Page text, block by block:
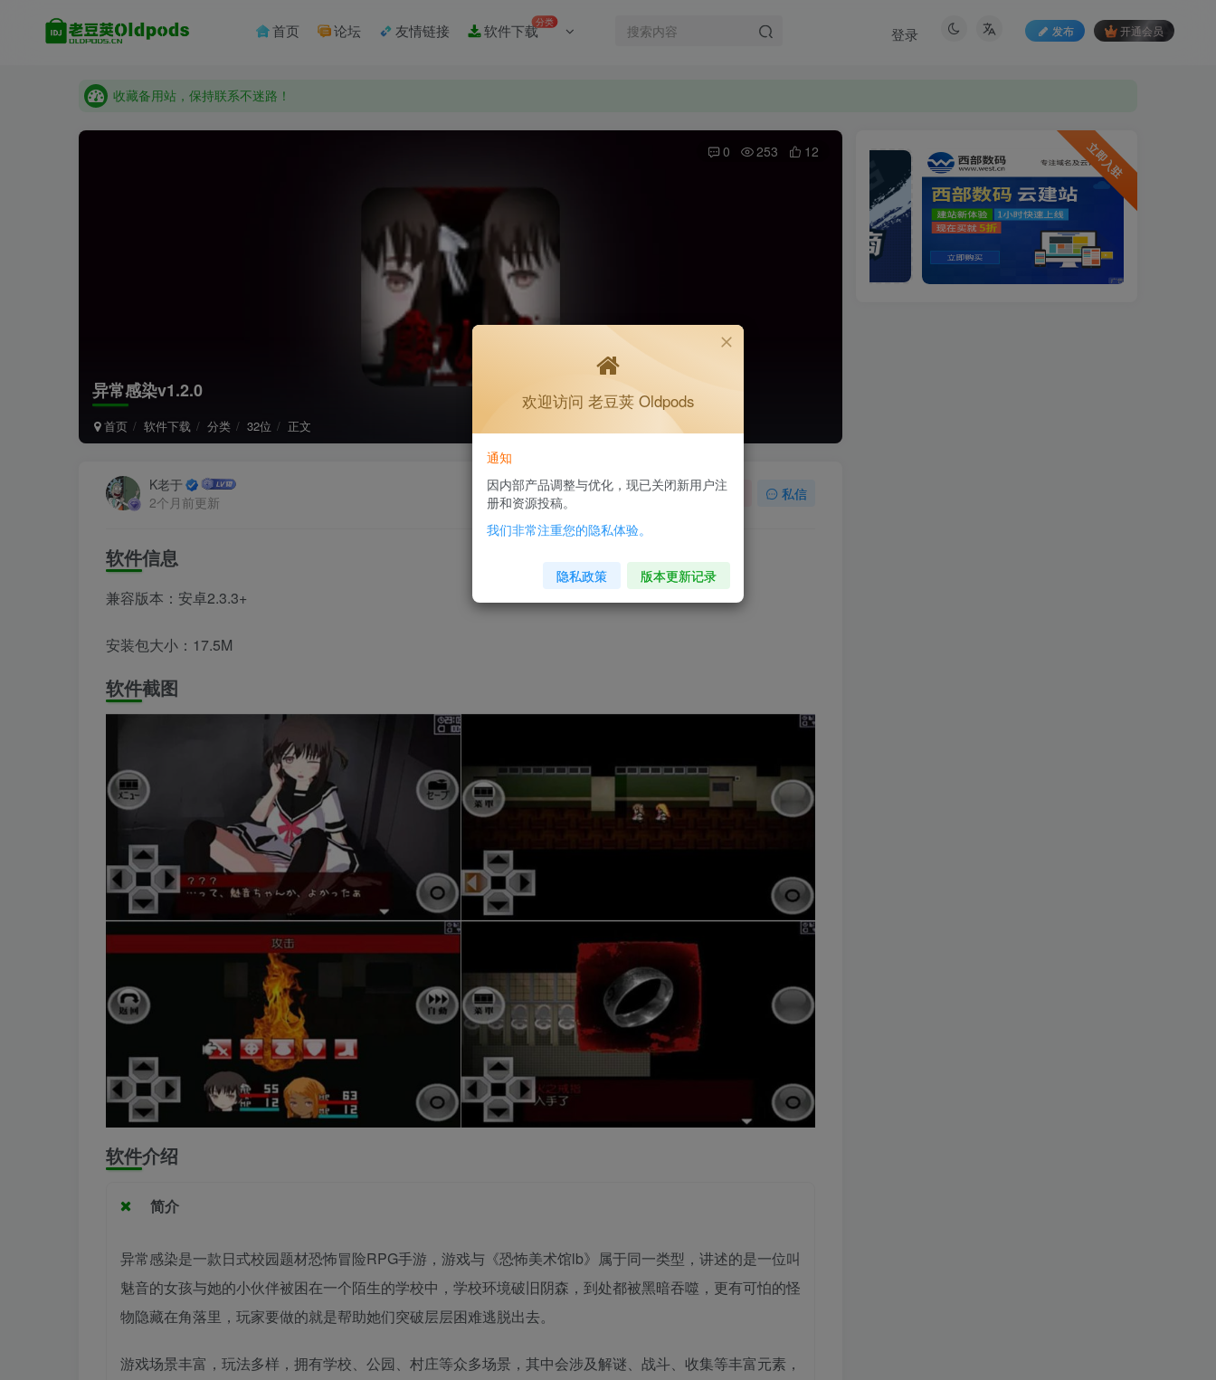
首页 论坛 友情链接 软件下载分类
发布 开通会员
登录
收藏备用站，保持联系不迷路！
收藏备用站，保持联系不迷路！
老豆荚 Oldpods版本：v10.3.0 泡芙
异常感染v1.2.0
首页 软件下载 分类 32位 正文
0 253 12
K老于
2个月前更新
关注 私信
软件信息
兼容版本：安卓2.3.3+
安装包大小：17.5M
软件截图
软件介绍
简介
异常感染是一款日式校园题材恐怖冒险RPG手游，游戏与《恐怖美术馆lb》属于同一类型，讲述的是一位叫
魅音的女孩与她的小伙伴被困在一个陌生的学校中，学校环境破旧阴森，到处都被黑暗吞噬，更有可怕的怪
物隐藏在角落里，玩家要做的就是帮助她们突破层层困难逃脱出去。
游戏场景丰富，玩法多样，拥有学校、公园、村庄等众多场景，其中会涉及解谜、战斗、收集等丰富元素，
立即入驻
欢迎访问 老豆荚 Oldpods
通知
因内部产品调整与优化，现已关闭新用户注
册和资源投稿。
我们非常注重您的隐私体验。
隐私政策 版本更新记录